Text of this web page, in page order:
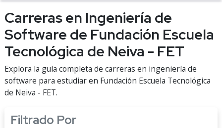
Carreras en Ingeniería de
Software de Fundación Escuela
Tecnológica de Neiva - FET
Explora la guía completa de carreras en ingeniería de
software para estudiar en Fundación Escuela Tecnológica
de Neiva - FET.
Filtrado Por